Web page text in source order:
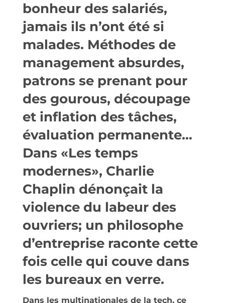
bonheur des salariés,
jamais ils n’ont été si
malades. Méthodes de
management absurdes,
patrons se prenant pour
des gourous, découpage
et inflation des tâches,
évaluation permanente…
Dans «Les temps
modernes», Charlie
Chaplin dénonçait la
violence du labeur des
ouvriers; un philosophe
d’entreprise raconte cette
fois celle qui couve dans
les bureaux en verre.
Dans les multinationales de la tech, ce